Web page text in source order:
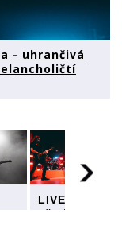
- uhrančivá
LIVE:
Třetí den